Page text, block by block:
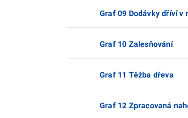
Graf 09 Dodávky dříví v
Graf 10 Zalesňování
Graf 11 Těžba dřeva
Graf 12 Zpracovaná